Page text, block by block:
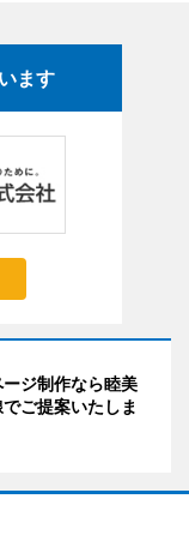
ます
ジ制作なら睦美
ご提案いたしま